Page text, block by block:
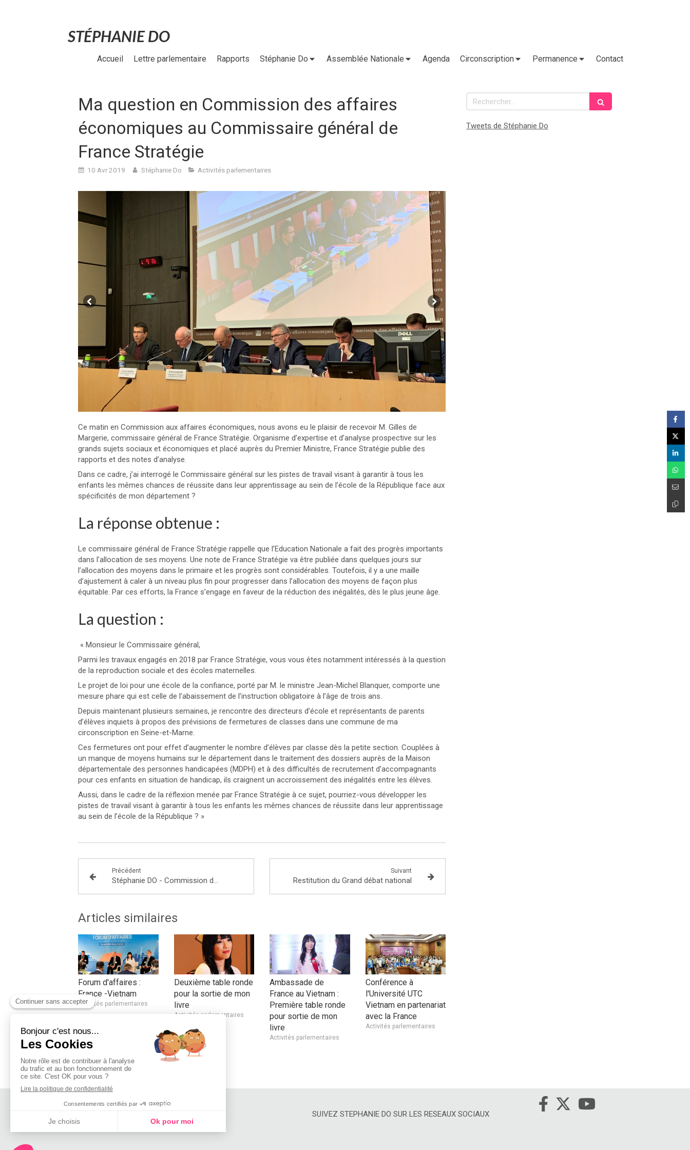
STÉPHANIE DO
Accueil Lettre parlementaire Rapports Stéphanie Do Assemblée Nationale Agenda Circonscription Permanence Contact
Ma question en Commission des affaires
économiques au Commissaire général de
France Stratégie
10 Avr 2019 Stéphanie Do Activités parlementaires
Ce matin en Commission aux affaires économiques, nous avons eu le plaisir de recevoir M. Gilles de
Margerie, commissaire général de France Stratégie. Organisme d’expertise et d’analyse prospective sur les
grands sujets sociaux et économiques et placé auprès du Premier Ministre, France Stratégie publie des
rapports et des notes d’analyse.
Dans ce cadre, j’ai interrogé le Commissaire général sur les pistes de travail visant à garantir à tous les
enfants les mêmes chances de réussite dans leur apprentissage au sein de l’école de la République face aux
spécificités de mon département ?
La réponse obtenue :
Le commissaire général de France Stratégie rappelle que l’Education Nationale a fait des progrès importants
dans l’allocation de ses moyens. Une note de France Stratégie va être publiée dans quelques jours sur
l’allocation des moyens dans le primaire et les progrès sont considérables. Toutefois, il y a une maille
d’ajustement à caler à un niveau plus fin pour progresser dans l’allocation des moyens de façon plus
équitable. Par ces efforts, la France s’engage en faveur de la réduction des inégalités, dès le plus jeune âge.
La question :
« Monsieur le Commissaire général,
Parmi les travaux engagés en 2018 par France Stratégie, vous vous êtes notamment intéressés à la question
de la reproduction sociale et des écoles maternelles.
Le projet de loi pour une école de la confiance, porté par M. le ministre Jean-Michel Blanquer, comporte une
mesure phare qui est celle de l’abaissement de l’instruction obligatoire à l’âge de trois ans.
Depuis maintenant plusieurs semaines, je rencontre des directeurs d’école et représentants de parents
d’élèves inquiets à propos des prévisions de fermetures de classes dans une commune de ma
circonscription en Seine-et-Marne.
Ces fermetures ont pour effet d’augmenter le nombre d’élèves par classe dès la petite section. Couplées à
un manque de moyens humains sur le département dans le traitement des dossiers auprès de la Maison
départementale des personnes handicapées (MDPH) et à des difficultés de recrutement d’accompagnants
pour ces enfants en situation de handicap, ils craignent un accroissement des inégalités entre les élèves.
Aussi, dans le cadre de la réflexion menée par France Stratégie à ce sujet, pourriez-vous développer les
pistes de travail visant à garantir à tous les enfants les mêmes chances de réussite dans leur apprentissage
au sein de l’école de la République ? »
Précédent
Stéphanie DO - Commission des affaires économiques du 10 avril 2019 : M. Gilles de Margerie, commissaire général de France Stratégie
Suivant
Restitution du Grand débat national
Articles similaires
Forum d'affaires :
France -Vietnam
Activités parlementaires
Deuxième table ronde
pour la sortie de mon
livre
Activités parlementaires
Ambassade de
France au Vietnam :
Première table ronde
pour sortie de mon
livre
Activités parlementaires
Conférence à
l'Université UTC
Vietnam en partenariat
avec la France
Activités parlementaires
Rechercher
Tweets de Stéphanie Do
SUIVEZ STEPHANIE DO SUR LES RESEAUX SOCIAUX